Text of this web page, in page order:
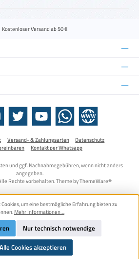
Kostenloser Versand ab 50 €
Twitter YouTube WhatsApp Website
Versand- & Zahlungsarten
Datenschutz
Kontakt per Whatsapp
und ggf. Nachnahmegebühren, wenn nicht anders
angegeben.
Rechte vorbehalten. Theme byThemeWare®
um eine bestmögliche Erfahrung bieten zu
Mehr Informationen ...
Nur technisch notwendige
Alle Cookies akzeptieren